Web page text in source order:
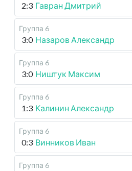
2:3 Гавран Дмитрий
Группа 6
3:0 Назаров Александр
Группа 6
3:0 Ништук Максим
Группа 6
1:3 Калинин Александр
Группа 6
0:3 Винников Иван
Группа 6